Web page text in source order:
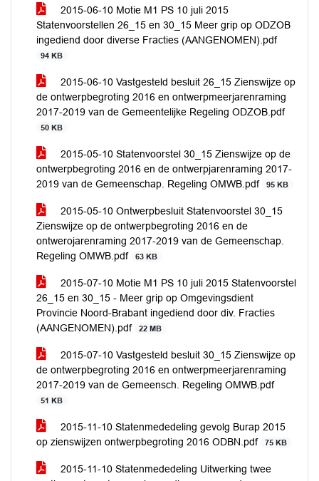
2015-06-10 Motie M1 PS 10 juli 2015
Statenvoorstellen 26_15 en 30_15 Meer grip op ODZOB
ingediend door diverse Fracties (AANGENOMEN).pdf
94 KB
2015-06-10 Vastgesteld besluit 26_15 Zienswijze op
de ontwerpbegroting 2016 en ontwerpmeerjarenraming
2017-2019 van de Gemeentelijke Regeling ODZOB.pdf
50 KB
2015-05-10 Statenvoorstel 30_15 Zienswijze op de
ontwerpbegroting 2016 en de ontwerpjarenraming 2017-
2019 van de Gemeenschap. Regeling OMWB.pdf
95 KB
2015-05-10 Ontwerpbesluit Statenvoorstel 30_15
Zienswijze op de ontwerpbegroting 2016 en de
ontwerojarenraming 2017-2019 van de Gemeenschap.
Regeling OMWB.pdf
63 KB
2015-07-10 Motie M1 PS 10 juli 2015 Statenvoorstel
26_15 en 30_15 - Meer grip op Omgevingsdient
Provincie Noord-Brabant ingediend door div. Fracties
(AANGENOMEN).pdf
22 MB
2015-07-10 Vastgesteld besluit 30_15 Zienswijze op
de ontwerpbegroting 2016 en ontwerpmeerjarenraming
2017-2019 van de Gemeensch. Regeling OMWB.pdf
51 KB
2015-11-10 Statenmededeling gevolg Burap 2015
op zienswijzen ontwerpbegroting 2016 ODBN.pdf
75 KB
2015-11-10 Statenmededeling Uitwerking twee